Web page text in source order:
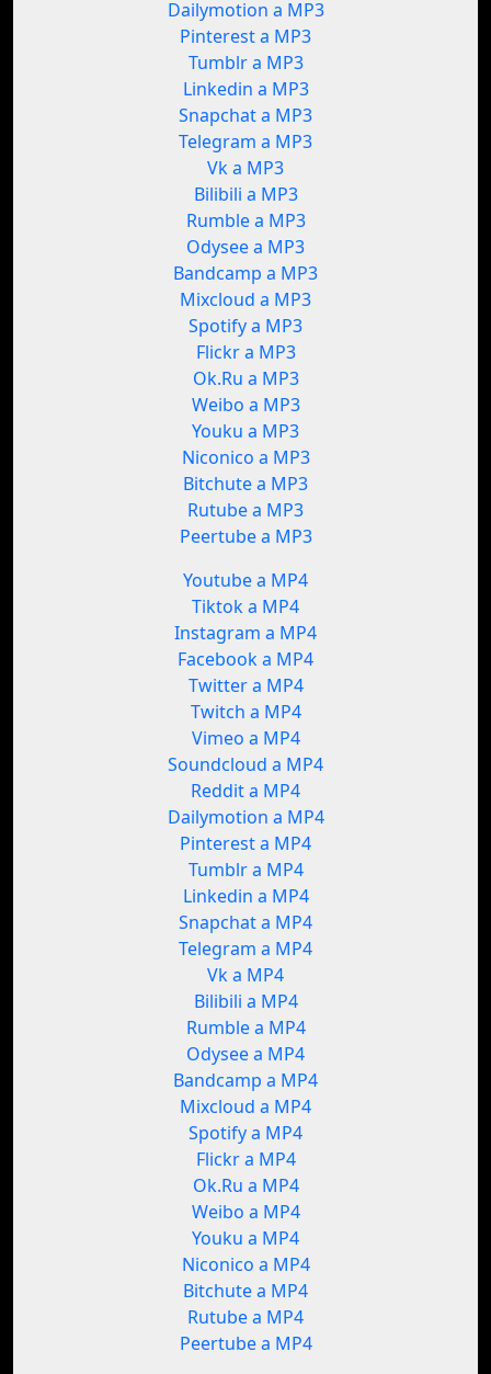
Dailymotion a MP3
Pinterest a MP3
Tumblr a MP3
Linkedin a MP3
Snapchat a MP3
Telegram a MP3
Vk a MP3
Bilibili a MP3
Rumble a MP3
Odysee a MP3
Bandcamp a MP3
Mixcloud a MP3
Spotify a MP3
Flickr a MP3
Ok.Ru a MP3
Weibo a MP3
Youku a MP3
Niconico a MP3
Bitchute a MP3
Rutube a MP3
Peertube a MP3
Youtube a MP4
Tiktok a MP4
Instagram a MP4
Facebook a MP4
Twitter a MP4
Twitch a MP4
Vimeo a MP4
Soundcloud a MP4
Reddit a MP4
Dailymotion a MP4
Pinterest a MP4
Tumblr a MP4
Linkedin a MP4
Snapchat a MP4
Telegram a MP4
Vk a MP4
Bilibili a MP4
Rumble a MP4
Odysee a MP4
Bandcamp a MP4
Mixcloud a MP4
Spotify a MP4
Flickr a MP4
Ok.Ru a MP4
Weibo a MP4
Youku a MP4
Niconico a MP4
Bitchute a MP4
Rutube a MP4
Peertube a MP4